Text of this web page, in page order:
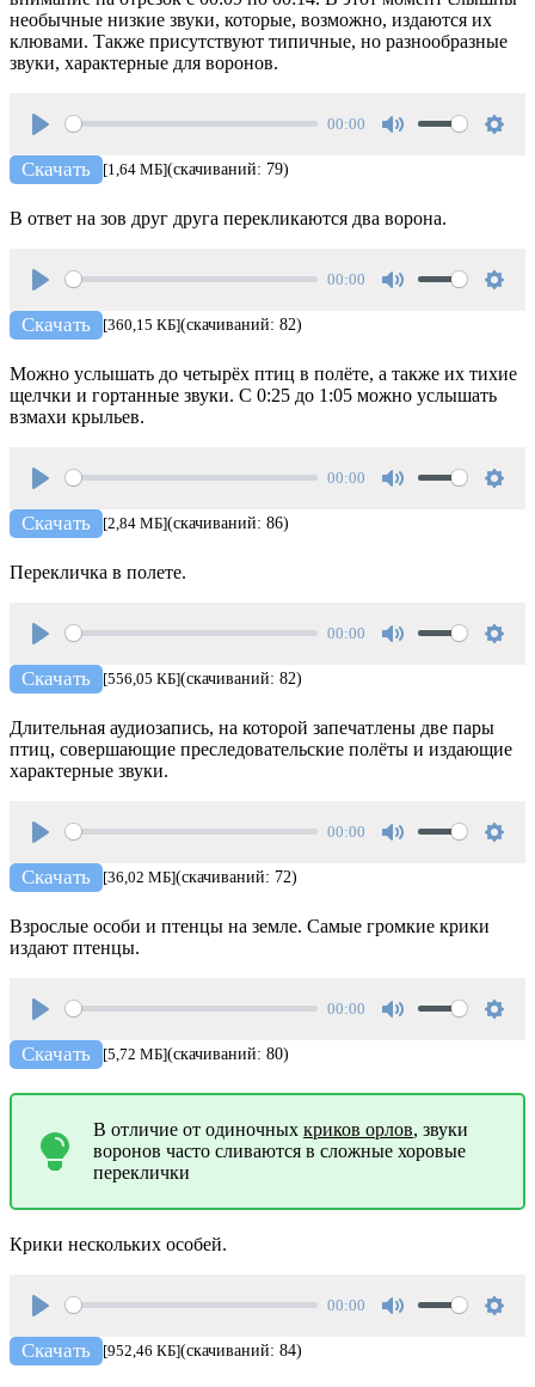
необычные низкие звуки, которые, возможно, издаются их
клювами. Также присутствуют типичные, но разнообразные
звуки, характерные для воронов.
Play
00:00
Скачать [1,64 МБ](скачиваний: 79)
В ответ на зов друг друга перекликаются два ворона.
Play
00:00
Скачать [360,15 КБ](скачиваний: 82)
Можно услышать до четырёх птиц в полёте, а также их тихие
щелчки и гортанные звуки. С 0:25 до 1:05 можно услышать
взмахи крыльев.
Play
00:00
Скачать [2,84 МБ](скачиваний: 86)
Перекличка в полете.
Play
00:00
Скачать [556,05 КБ](скачиваний: 82)
Длительная аудиозапись, на которой запечатлены две пары
птиц, совершающие преследовательские полёты и издающие
характерные звуки.
Play
00:00
Скачать [36,02 МБ](скачиваний: 72)
Взрослые особи и птенцы на земле. Самые громкие крики
издают птенцы.
Play
00:00
Скачать [5,72 МБ](скачиваний: 80)
В отличие от одиночных криков орлов, звуки
воронов часто сливаются в сложные хоровые
переклички
Крики нескольких особей.
Play
00:00
Скачать [952,46 КБ](скачиваний: 84)